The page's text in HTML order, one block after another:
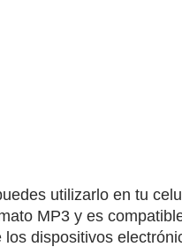
utilizarlo en tu
MP3 y es
los dispositivos